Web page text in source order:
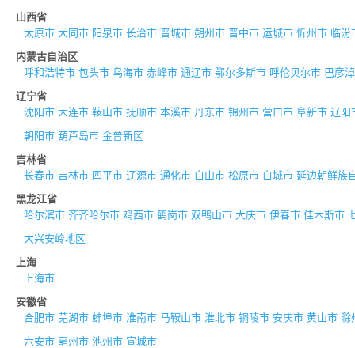
山西省
太原市 大同市 阳泉市 长治市 晋城市 朔州市 晋中市 运城市 忻州市 临汾
内蒙古自治区
呼和浩特市 包头市 乌海市 赤峰市 通辽市 鄂尔多斯市 呼伦贝尔市 巴彦
辽宁省
沈阳市 大连市 鞍山市 抚顺市 本溪市 丹东市 锦州市 营口市 阜新市 辽阳
朝阳市 葫芦岛市 金普新区
吉林省
长春市 吉林市 四平市 辽源市 通化市 白山市 松原市 白城市 延边朝鲜族
黑龙江省
哈尔滨市 齐齐哈尔市 鸡西市 鹤岗市 双鸭山市 大庆市 伊春市 佳木斯市
大兴安岭地区
上海
上海市
安徽省
合肥市 芜湖市 蚌埠市 淮南市 马鞍山市 淮北市 铜陵市 安庆市 黄山市 滁
六安市 亳州市 池州市 宣城市